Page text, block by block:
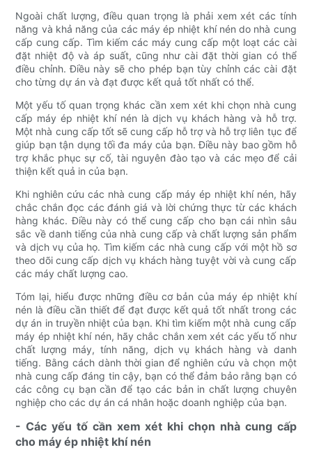
Ngoài chất lượng, điều quan trọng là phải xem xét các tính
năng và khả năng của các máy ép nhiệt khí nén do nhà cung
cấp cung cấp. Tìm kiếm các máy cung cấp một loạt các cài
đặt nhiệt độ và áp suất, cũng như cài đặt thời gian có thể
điều chỉnh. Điều này sẽ cho phép bạn tùy chỉnh các cài đặt
cho từng dự án và đạt được kết quả tốt nhất có thể.
Một yếu tố quan trọng khác cần xem xét khi chọn nhà cung
cấp máy ép nhiệt khí nén là dịch vụ khách hàng và hỗ trợ.
Một nhà cung cấp tốt sẽ cung cấp hỗ trợ và hỗ trợ liên tục để
giúp bạn tận dụng tối đa máy của bạn. Điều này bao gồm hỗ
trợ khắc phục sự cố, tài nguyên đào tạo và các mẹo để cải
thiện kết quả in của bạn.
Khi nghiên cứu các nhà cung cấp máy ép nhiệt khí nén, hãy
chắc chắn đọc các đánh giá và lời chứng thực từ các khách
hàng khác. Điều này có thể cung cấp cho bạn cái nhìn sâu
sắc về danh tiếng của nhà cung cấp và chất lượng sản phẩm
và dịch vụ của họ. Tìm kiếm các nhà cung cấp với một hồ sơ
theo dõi cung cấp dịch vụ khách hàng tuyệt vời và cung cấp
các máy chất lượng cao.
Tóm lại, hiểu được những điều cơ bản của máy ép nhiệt khí
nén là điều cần thiết để đạt được kết quả tốt nhất trong các
dự án in truyền nhiệt của bạn. Khi tìm kiếm một nhà cung cấp
máy ép nhiệt khí nén, hãy chắc chắn xem xét các yếu tố như
chất lượng máy, tính năng, dịch vụ khách hàng và danh
tiếng. Bằng cách dành thời gian để nghiên cứu và chọn một
nhà cung cấp đáng tin cậy, bạn có thể đảm bảo rằng bạn có
các công cụ bạn cần để tạo các bản in chất lượng chuyên
nghiệp cho các dự án cá nhân hoặc doanh nghiệp của bạn.
- Các yếu tố cần xem xét khi chọn nhà cung cấp
cho máy ép nhiệt khí nén